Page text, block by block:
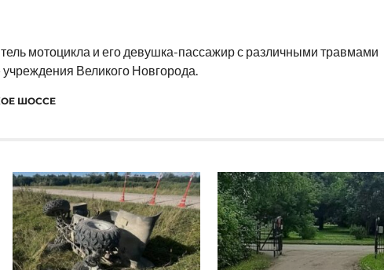
мотоцикла и его девушка-пассажир с различными травмами
Великого Новгорода.
ШОССЕ